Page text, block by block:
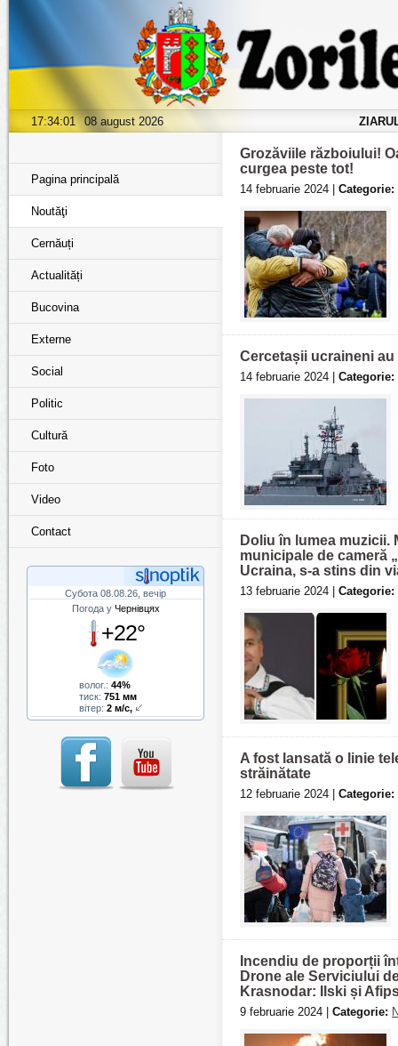
17:34:03 08 august 2026
Pagina principală
Noutăţi
Cernăuți
Actualități
Bucovina
Externe
Social
Politic
Cultură
Foto
Video
Contact
Субота 08.08.26, вечір
Погода у Чернівцях
+22°
волог.: 44%
тиск: 751 мм
вітер: 2 м/с,
Grozăviile războiului!
curgea peste tot!
14 februarie 2024 | Categorie:
Cercetașii ucraineni
14 februarie 2024 | Categorie:
Doliu în lumea muzicii.
municipale de cameră
Ucraina, s-a stins din
13 februarie 2024 | Categorie:
A fost lansată o linie
străinătate
12 februarie 2024 | Categorie:
Incendiu de proporții
Drone ale Serviciului
Krasnodar: Ilski și
9 februarie 2024 | Categorie: